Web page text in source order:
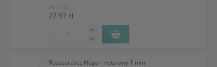
NETTO
27.97 zł
Rozszerzacz Hegar metalowy 1 mm